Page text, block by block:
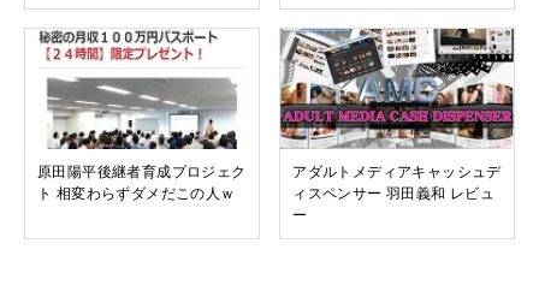
原田陽平後継者育成プロジェク
ト 相変わらずダメだこの人ｗ
アダルトメディアキャッシュデ
ィスペンサー 羽田義和 レビュ
ー